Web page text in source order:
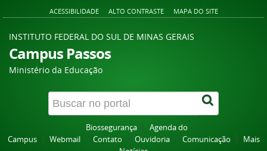
ACESSIBILIDADE ALTO CONTRASTE MAPA DO SITE
INSTITUTO FEDERAL DO SUL DE MINAS GERAIS
Campus Passos
Ministério da Educação
Biossegurança
Agenda do
Campus
Webmail Contato Ouvidoria Comunicação
Mais